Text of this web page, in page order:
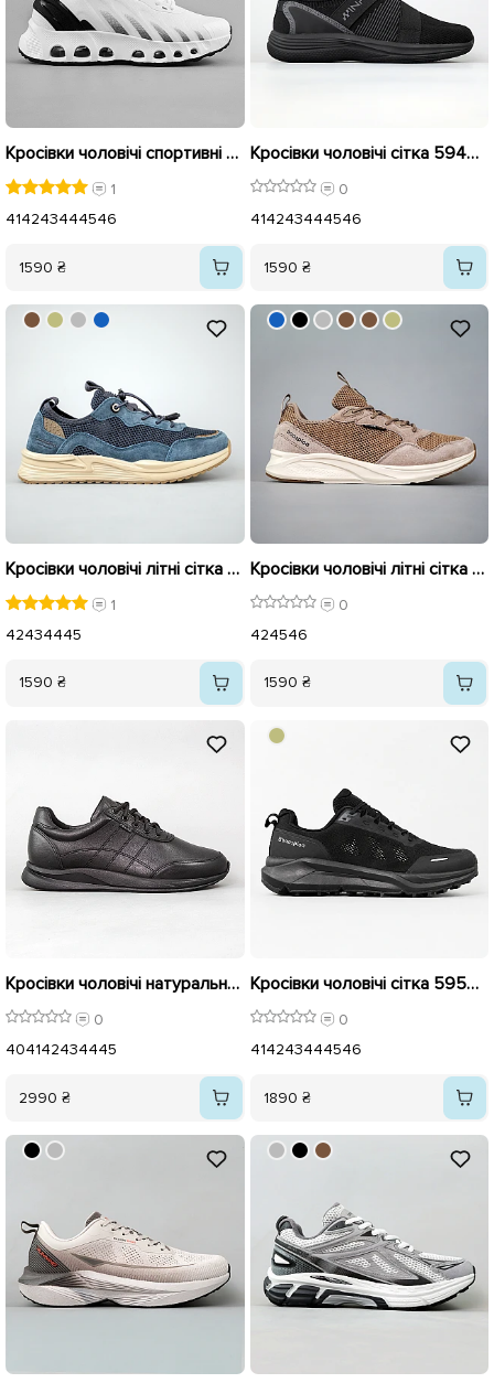
Кросівки чоловічі спортивні 594879 Білі
1
414243444546
1590 ₴
Кросівки чоловічі сітка 594642 Чорні
0
414243444546
1590 ₴
Кросівки чоловічі літні сітка 594373 Сині з коричневим
1
42434445
1590 ₴
Кросівки чоловічі літні сітка 594387 Бежеві
0
424546
1590 ₴
Кросівки чоловічі натуральна шкіра 595603 Чорні
0
404142434445
2990 ₴
Кросівки чоловічі сітка 595410 Чорний
0
414243444546
1890 ₴